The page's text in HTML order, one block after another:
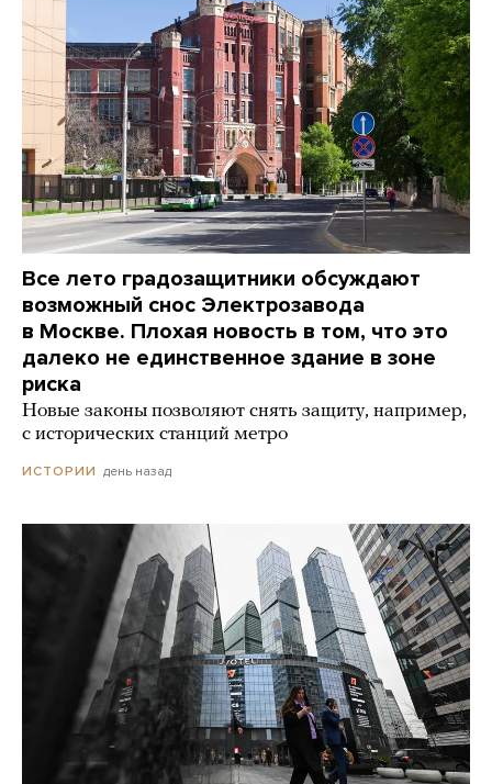
Все лето градозащитники обсуждают
возможный снос Электрозавода
в Москве. Плохая новость в том, что это
далеко не единственное здание в зоне
риска
Новые законы позволяют снять защиту, например,
с исторических станций метро
ИСТОРИИ день назад